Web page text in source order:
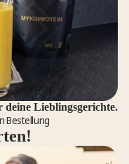
Lieblingsgerichte.
Bestellung